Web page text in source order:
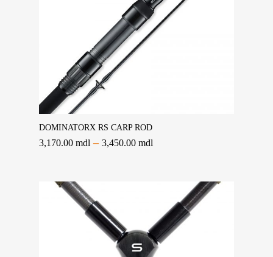
Selectează Opțiunile
DOMINATORX RS CARP ROD
3,170.00 mdl – 3,450.00 mdl